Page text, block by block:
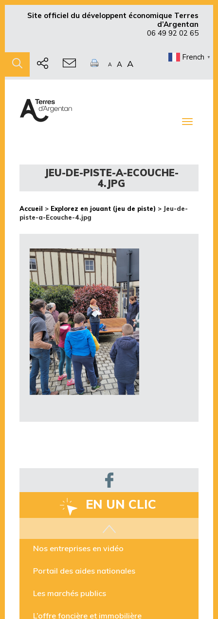
Site officiel du développent économique Terres
d’Argentan
06 49 92 02 65
A A A
French ▼
Toggle
JEU-DE-PISTE-A-ECOUCHE-
4.JPG
Accueil > Explorez en jouant (jeu de piste) > Jeu-de-
piste-a-Ecouche-4.jpg
EN UN CLIC
Les aides disponibles